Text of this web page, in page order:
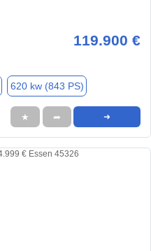
119.900 €
620 kw (843 PS)
★ ➦ ➜